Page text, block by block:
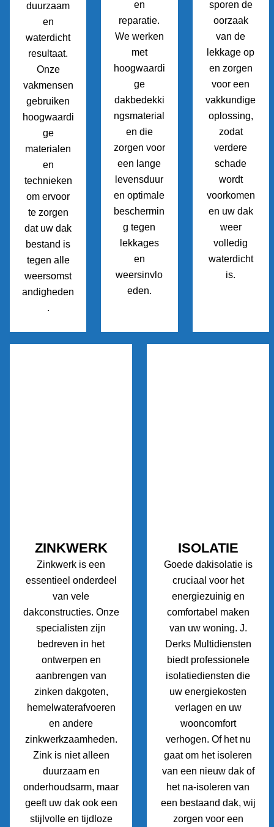
duurzaam
en
waterdicht
resultaat.
Onze
vakmensen
gebruiken
hoogwaardi
ge
materialen
en
technieken
om ervoor
te zorgen
dat uw dak
bestand is
tegen alle
weersomst
andigheden
.
en
reparatie.
We werken
met
hoogwaardi
ge
dakbedekki
ngsmaterial
en die
zorgen voor
een lange
levensduur
en optimale
beschermin
g tegen
lekkages
en
weersinvlo
eden.
sporen de
oorzaak
van de
lekkage op
en zorgen
voor een
vakkundige
oplossing,
zodat
verdere
schade
wordt
voorkomen
en uw dak
weer
volledig
waterdicht
is.
ZINKWERK
Zinkwerk is een
essentieel onderdeel
van vele
dakconstructies. Onze
specialisten zijn
bedreven in het
ontwerpen en
aanbrengen van
zinken dakgoten,
hemelwaterafvoeren
en andere
zinkwerkzaamheden.
Zink is niet alleen
duurzaam en
onderhoudsarm, maar
geeft uw dak ook een
stijlvolle en tijdloze
ISOLATIE
Goede dakisolatie is
cruciaal voor het
energiezuinig en
comfortabel maken
van uw woning. J.
Derks Multidiensten
biedt professionele
isolatiediensten die
uw energiekosten
verlagen en uw
wooncomfort
verhogen. Of het nu
gaat om het isoleren
van een nieuw dak of
het na-isoleren van
een bestaand dak, wij
zorgen voor een